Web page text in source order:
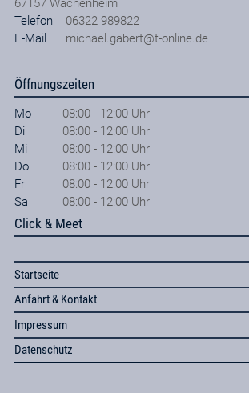
67157 Wachenheim
Telefon
06322 989822
E-Mail
michael.gabert@t-online.de
Öffnungszeiten
Mo
08:00 - 12:00 Uhr
Di
08:00 - 12:00 Uhr
Mi
08:00 - 12:00 Uhr
Do
08:00 - 12:00 Uhr
Fr
08:00 - 12:00 Uhr
Sa
08:00 - 12:00 Uhr
Click & Meet
Startseite
Anfahrt & Kontakt
Impressum
Datenschutz